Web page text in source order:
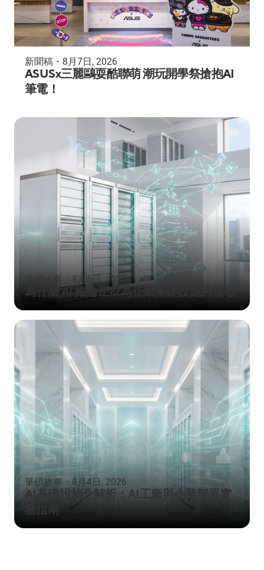
新聞稿 ・ 8月7日, 2026
ASUSx三麗鷗耍酷聯萌 潮玩開學祭搶抱AI
筆電！
華碩故事 ・ 8月5日, 2026
為什麼 AI 推論正成為企業基礎設施的核心
華碩故事・8月4日, 2026
AI基礎設施全解析：AI工廠與企業部署實
務指南